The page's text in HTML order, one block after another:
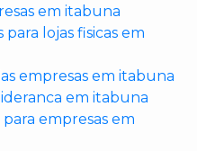
em itabuna
lojas fisicas em
empresas em itabuna
em itabuna
empresas em